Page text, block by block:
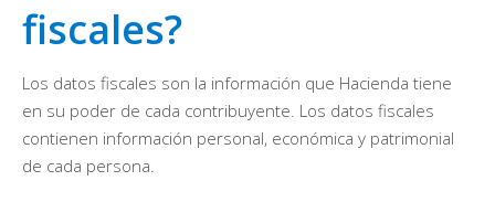
fiscales?
Los datos fiscales son la información que Hacienda tiene
en su poder de cada contribuyente. Los datos fiscales
contienen información personal, económica y patrimonial
de cada persona.